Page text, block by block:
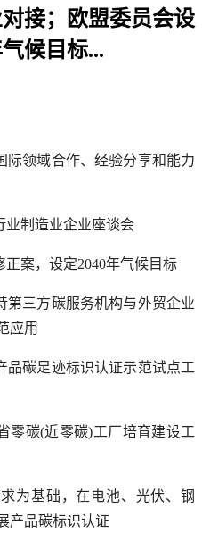
接；欧盟委员会设
候目标...
际领域合作、经验分享和能力
业制造业企业座谈会
案，设定2040年气候目标
第三方碳服务机构与外贸企业
应用
品碳足迹标识认证示范试点工
零碳(近零碳)工厂培育建设工
为基础，在电池、光伏、钢
产品碳标识认证